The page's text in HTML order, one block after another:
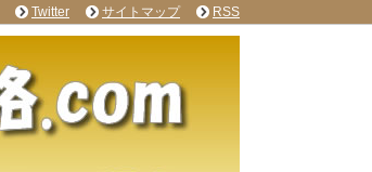
Twitter サイトマップ RSS